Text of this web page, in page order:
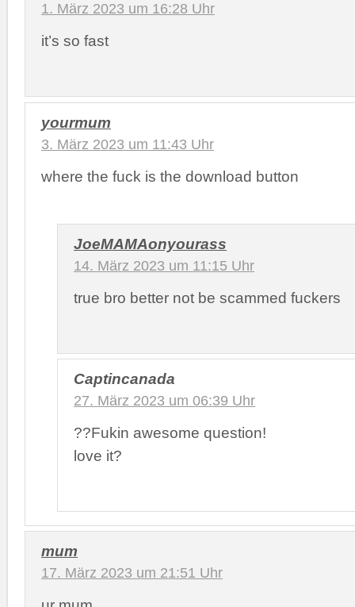
1. März 2023 um 16:28 Uhr
it’s so fast
yourmum
3. März 2023 um 11:43 Uhr
where the fuck is the download button
JoeMAMAonyourass
14. März 2023 um 11:15 Uhr
true bro better not be scammed fuckers
Captincanada
27. März 2023 um 06:39 Uhr
??Fukin awesome question!
love it?
mum
17. März 2023 um 21:51 Uhr